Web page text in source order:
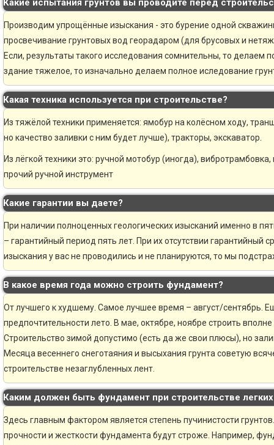
Какие испытания грунтов вы проводите перед
Производим упрощённые изыскания - это бурение одной
просвечивание грунтовых вод георадаром (для брусовых и
Если, результаты такого исследования сомнительны, то делаем
здание тяжелое, то изначально делаем полное иследование
Какая техника используется при строительстве?
Из тяжёлой техники применяется: ямобур на колёсном ходу,
но качество заливки с ним будет лучше), тракторы, экскаватор.
Из лёгкой техники это: ручной мотобур (иногда),
прочий ручной инструмент
Какие гарантии вы даете?
При наличии полноценных геологических изысканий именно в
– гарантийный период пять лет. При их отсутствии гарантийный
изыскания у вас не проводились и не планируются, то мы
В какое время года можно строить фундамент?
От лучшего к худшему. Самое лучшее время – август/сентябрь.
предпочтительности лето. В мае, октябре, ноябре строить
Строительство зимой допустимо (есть да же свои плюсы), но
Месяца весеннего снеготаяния и высыхания грунта советую
строительстве незаглубленных лент.
Каким должен быть фундамент при строительстве
Здесь главным фактором является степень пучинистости
прочности и жесткости фундамента будут строже. Например,